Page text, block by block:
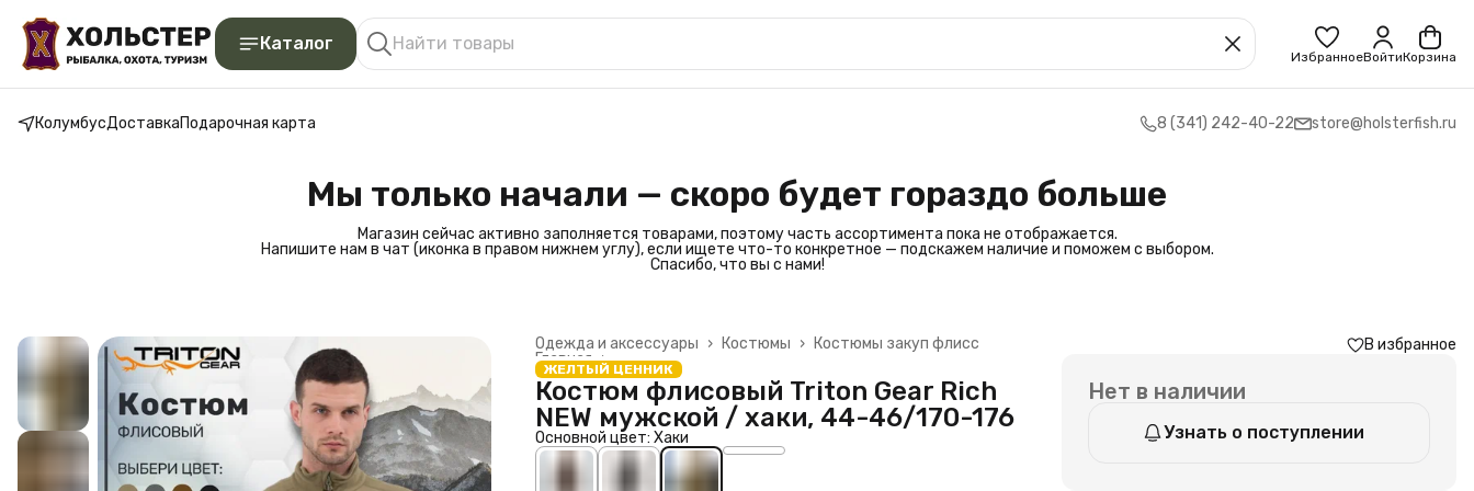
Каталог
ИзбранноеВойтиКорзина
КолумбусДоставкаПодарочная карта 8 (341) 242-40-22 store@holsterfish.ru
Мы только начали — скоро будет гораздо больше
Магазин сейчас активно заполняется товарами, поэтому часть ассортимента пока не отображается.
Напишите нам в чат (иконка в правом нижнем углу), если ищете что-то конкретное — подскажем наличие и поможем с выбором.
Спасибо, что вы с нами!
Костюмы закуп флисс
Костюмы ›
Одежда и аксессуары ›
Главная ›
ЖЕЛТЫЙ ЦЕННИК
Костюм флисовый Triton Gear Rich
NEW мужской / хаки, 44-46/170-176
Основной цвет: Хаки
В избранное
Нет в наличии
Узнать о поступлении